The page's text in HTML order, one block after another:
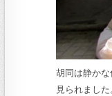
胡同は静か
見られまし